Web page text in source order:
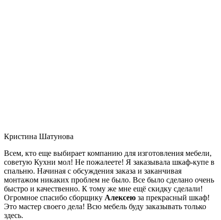
Кристина Шатунова
Всем, кто еще выбирает компанию для изготовления мебели,
советую Кухни мол! Не пожалеете! Я заказывала шкаф-купе в
спальню. Начиная с обсуждения заказа и заканчивая
монтажом никаких проблем не было. Все было сделано очень
быстро и качественно. К тому же мне ещё скидку сделали!
Огромное спасибо сборщику Алексею за прекрасный шкаф!
Это мастер своего дела! Всю мебель буду заказывать только
здесь.